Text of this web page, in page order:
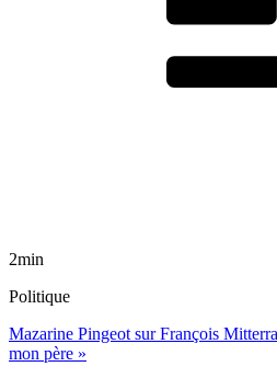
2min
Politique
Mazarine Pingeot sur François
mon père »